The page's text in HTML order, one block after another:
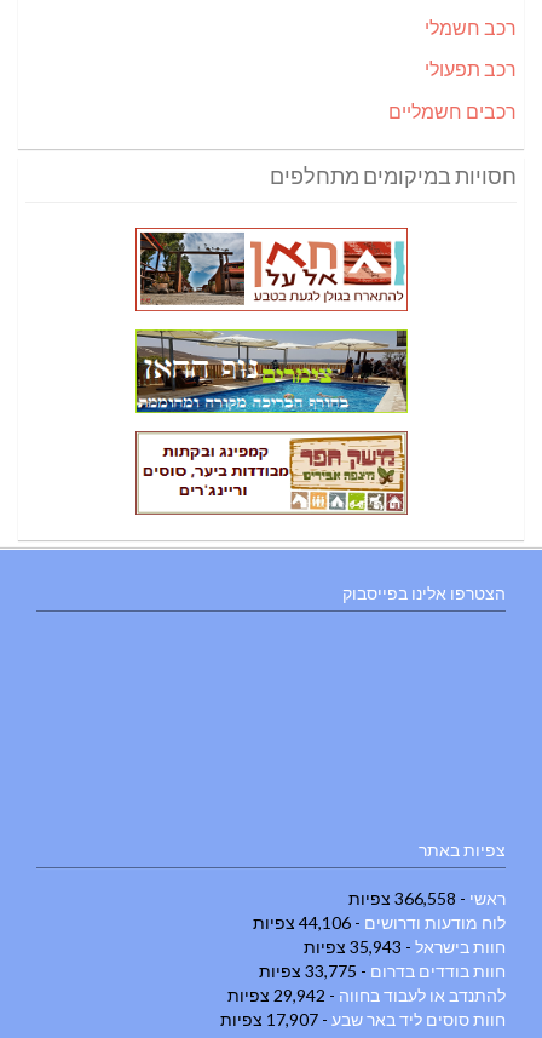
רכב חשמלי
רכב תפעולי
רכבים חשמליים
חסויות במיקומים מתחלפים
הצטרפו אלינו בפייסבוק
צפיות באתר
ראשי - 366,558 צפיות
לוח מודעות ודרושים - 44,106 צפיות
חוות בישראל - 35,943 צפיות
חוות בודדים בדרום - 33,775 צפיות
להתנדב או לעבוד בחווה - 29,942 צפיות
חוות סוסים ליד באר שבע - 17,907 צפיות